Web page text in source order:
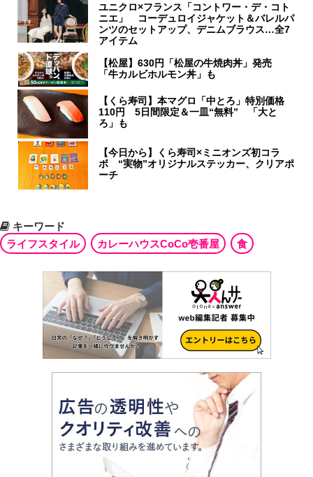
ユニクロ×フランス「コントワー・デ・コト
ニエ」 コーデュロイジャケット＆バレルパ
ンツのセットアップ、デニムブラウス…全7
アイテム
【松屋】630円「松屋の牛焼肉丼」発売
「牛カルビホルモン丼」も
【くら寿司】本マグロ「中とろ」特別価格
110円 5日間限定＆一皿“無料” 「大と
ろ」も
【今日から】くら寿司×ミニオンズ初コラ
ボ “実物”オリジナルステッカー、クリアポ
ーチ
キーワード
ライフスタイル
カレーハウスCoCo壱番屋 食